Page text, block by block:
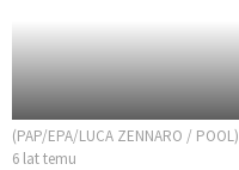
(PAP/EPA/LUCA ZENNARO / POOL)
6 lat temu